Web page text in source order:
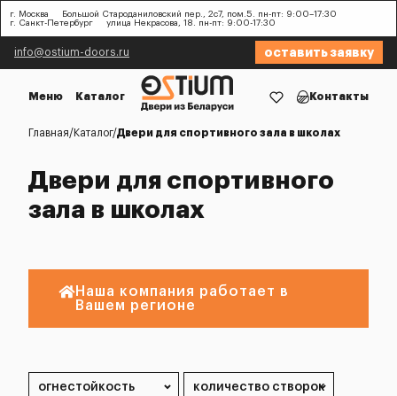
г. Москва
Большой Староданиловский пер., 2с7, пом.5. пн-пт: 9:00–17:30
г. Санкт-Петербург
улица Некрасова, 18. пн-пт: 9:00-17:30
info@ostium-doors.ru оставить заявку
Меню Каталог Контакты
Главная Каталог Двери для спортивного зала в школах
Двери для спортивного
зала в школах
Наша компания работает в
Вашем регионе